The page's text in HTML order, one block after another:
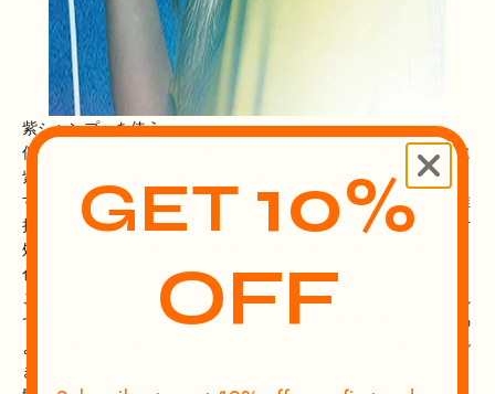
紫シャンプーを使う
低温ヘアドライヤーの使用に加えて、シルバーヘアケアの習慣に
紫シャンプーを取り入れることを検討してください。 名前が示
すように、紫シャンプーは色彩理論の原則を利用して、銀髪を維
持する際の一般的な課題、特に真鍮っぽさと黄色みとの戦いに対
処します。 この背後にある科学は、紫が黄色の反対に位置する
色相環にあります。
これらの特殊なシャンプーには、粉砕された紫色の顔料が含まれ
ており、髪のキューティクルに適用すると、不要な黄色や真鍮の
ような色調を中和し、銀髪が自然でクールなグレーの色を維持で
きるようにします。
GET 10%
OFF